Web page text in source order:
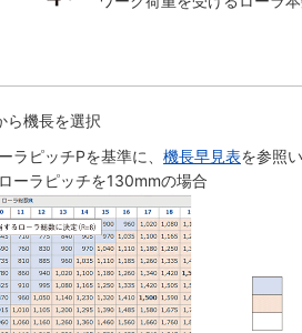
ら機長を選択
ピッチPを基準に、 機長早見表を参照
ーラピッチを130mmの場合